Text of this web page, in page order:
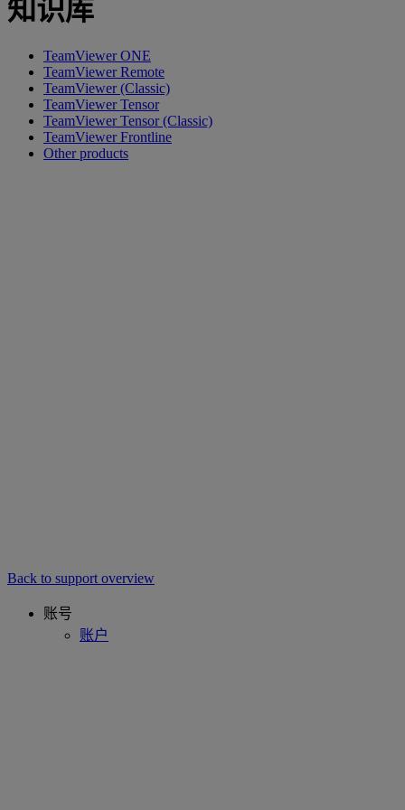
知识库
TeamViewer ONE
TeamViewer Remote
TeamViewer (Classic)
TeamViewer Tensor
TeamViewer Tensor (Classic)
TeamViewer Frontline
Other products
Back to support overview
账号
账户